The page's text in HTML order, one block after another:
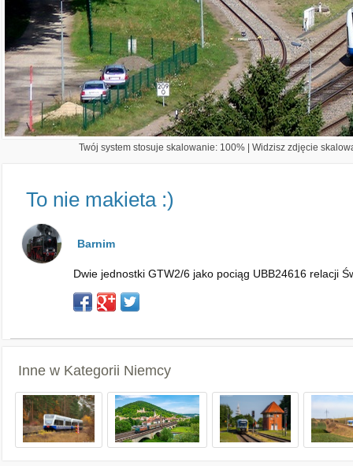
Twój system stosuje skalowanie: 100% | Widzisz zdjęcie
To nie makieta :)
Barnim
Dwie jednostki GTW2/6 jako pociąg UBB24616 relacji
Inne w Kategorii Niemcy